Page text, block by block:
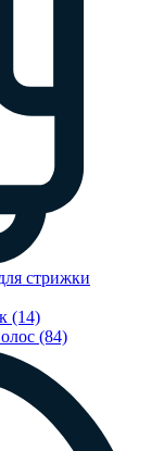
стрижки
(14)
(84)